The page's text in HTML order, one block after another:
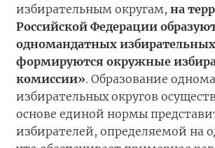
избирательным округам, на
Российской Федерации
одномандатных
формируются окружные
комиссии». Образование
избирательных округов
основе единой нормы
избирателей, определяемой на